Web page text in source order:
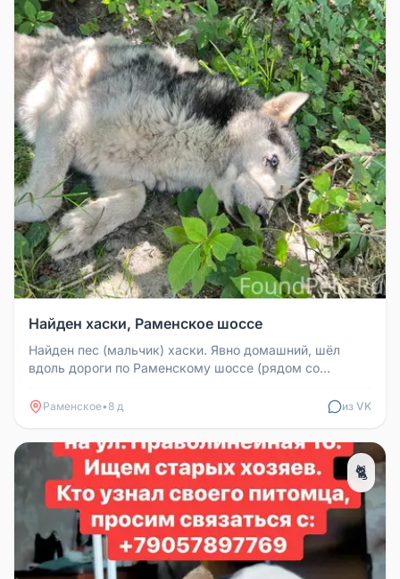
Найден хаски, Раменское шоссе
Найден пес (мальчик) хаски. Явно домашний, шёл
вдоль дороги по Раменскому шоссе (рядом со
Раменское• 8 д из VK
🐈